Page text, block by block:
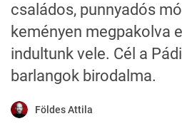
családos, punnyadós
keményen megpakolva
indultunk vele. Cél a
barlangok birodalma.
Földes Attila